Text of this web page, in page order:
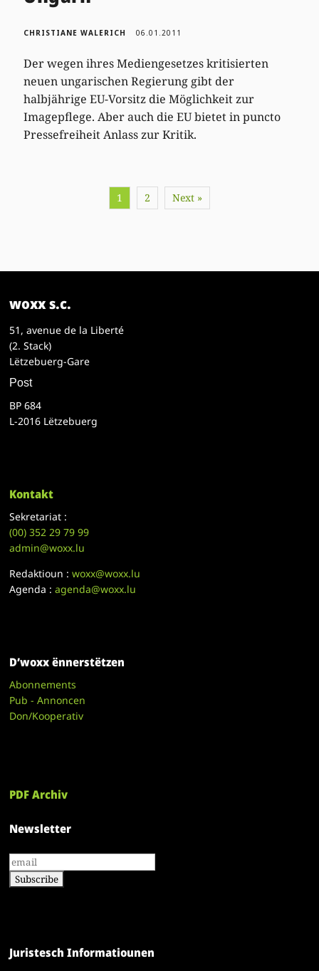
CHRISTIANE WALERICH 06.01.2011
Der wegen ihres Mediengesetzes kritisierten
neuen ungarischen Regierung gibt der
halbjährige EU-Vorsitz die Möglichkeit zur
Imagepflege. Aber auch die EU bietet in puncto
Pressefreiheit Anlass zur Kritik.
1 2 Next »
woxx s.c.
51, avenue de la Liberté
(2. Stack)
Lëtzebuerg-Gare
Post
BP 684
L-2016 Lëtzebuerg
Kontakt
Sekretariat :
(00)352 29 79 99
admin@woxx.lu
Redaktioun :woxx@woxx.lu
Agenda :agenda@woxx.lu
D’woxx ënnerstëtzen
Abonnements
Pub - Annoncen
Don/Kooperativ
PDF Archiv
Newsletter
Juristesch Informatiounen